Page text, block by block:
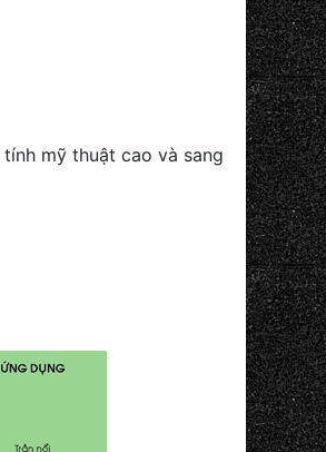
mỹ thuật cao và sang